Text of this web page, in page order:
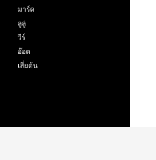
มาร์ค
ลูลู่
วีร์
อ๊อต
เสี่ยต้น